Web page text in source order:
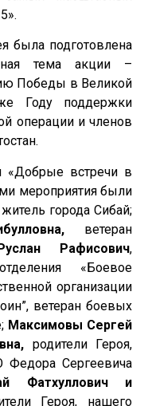
была подготовлена
тема акции –
Победы в Великой
Году поддержки
операции и членов
«Добрые встречи в
мероприятия были
житель города Сибай;
ветеран
Рафисович,
«Боевое
организации
ветеран боевых
Максимовы Сергей
родители Героя,
Федора Сергеевича
Фатхуллович и
Героя, нашего